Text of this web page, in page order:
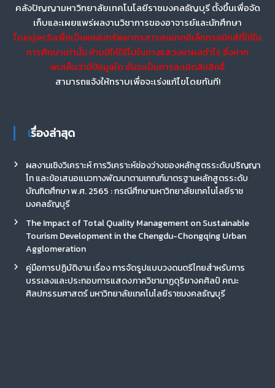
คลังปัญญามหาวิทยาลัยเทคโนโลยีราชมงคลธัญบุรี ตั้งขึ้นเพื่อจัด
เก็บและเผยแพร่ผลงานวิชาการของอาจารย์และนักศึกษา
โดยมุ่งหวังเพื่อเป็นแหล่งทรัพยากรสารสนเทศอิเล็กทรอนิกส์ที่ใช้ใน
การศึกษาเท่านั้น ห้ามมิให้ใช้ไปในทางแสวงหาผลกำไร ซึ่งหาก
พบเห็นว่ามีข้อมูลใด อันจะเป็นการละเมิดลิขสิทธิ์
สามารถแจ้งให้ทราบเพื่อจะเร่งแก้ไขโดยทันที!
เรื่องล่าสุด
ผลงานเชิงวิเคราะห์ การวิเคราะห์ช่องว่างของหลักสูตรระดับปริญญา
โท และข้อเสนอแนวทางพัฒนาตามเกณฑ์มาตรฐานหลักสูตรระดับ
บัณฑิตศึกษา พ.ศ. 2565 : กรณีศึกษามหาวิทยาลัยเทคโนโลยีราช
มงคลธัญบุรี
The Impact of Total Quality Management on Sustainable
Tourism Development in the Chengdu-Chongqing Urban
Agglomeration
คู่มือการปฏิบัติงาน เรื่อง การจัดรูปแบบวงดนตรีไทยสำหรับการ
บรรเลงและประกอบการแสดงภาควิชานาฏดุริยางคศิลป์ คณะ
ศิลปกรรมศาสตร์ มหาวิทยาลัยเทคโนโลยีราชมงคลธัญบุรี